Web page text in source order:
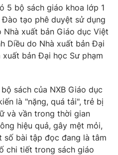
Mỹ Hạnh, Phạm Quốc Thắng,
- 024.38 355 932
897 897
5 bộ sách giáo khoa lớp 1
tạo phê duyệt sử dụng
xuất bản Giáo dục Việt
Diều do Nhà xuất bản Đại
xuất bản Đại học Sư phạm
sách của NXB Giáo dục
là "nặng, quá tải", trẻ bị
và vần trong thời gian
hiệu quả, gây mệt mỏi,
số bài tập đọc đang là tâm
chi tiết trong sách giáo